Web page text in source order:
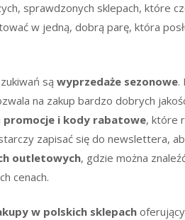
sprawdzonych sklepach, które
w jedną, dobrą parę, która
są wyprzedaże sezonowe.
na zakup bardzo dobrych
promocje i kody rabatowe, które
zapisać się do newslettera,
outletowych, gdzie można
cenach.
w polskich sklepach